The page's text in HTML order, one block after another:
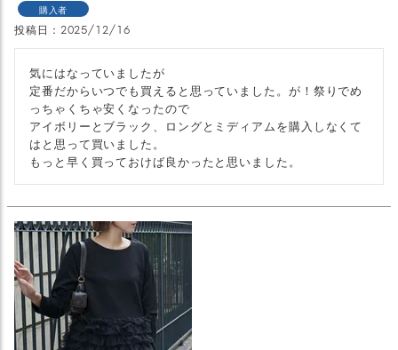
購入者
投稿日 2025/12/16
気にはなっていましたが
定番だからいつでも買えると思っていました。が！祭りでめ
っちゃくちゃ安くなったので
アイボリーとブラック、ロングとミディアムを購入しなくて
はと思って買いました。
もっと早く買っておけば良かったと思いました。